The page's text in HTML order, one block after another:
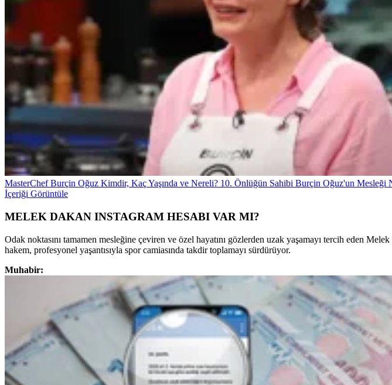
MasterChef Burçin Oğuz Kimdir, Kaç Yaşında ve Nereli? 10. Önlüğün Sahibi Burçin Oğuz'un Mesleği
İçeriği Görüntüle
MELEK DAKAN INSTAGRAM HESABI VAR MI?
Odak noktasını tamamen mesleğine çeviren ve özel hayatını gözlerden uzak yaşamayı tercih eden
hakem, profesyonel yaşantısıyla spor camiasında takdir toplamayı sürdürüyor.
Muhabir: